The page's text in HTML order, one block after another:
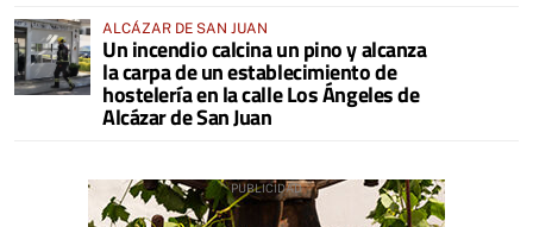
ALCÁZAR DE SAN JUAN
Un incendio calcina un pino y alcanza
la carpa de un establecimiento de
hostelería en la calle Los Ángeles de
Alcázar de San Juan